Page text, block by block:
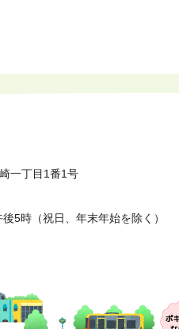
一丁目1番1号
5時（祝日、年末年始を除く）